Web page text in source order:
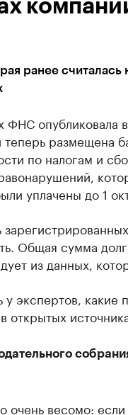
ранее считалась
ФНС опубликовала
теперь размещена
по налогам и
уплачены до 1
Общая сумма
из данных,
экспертов, какие
открытых
очень весомо: